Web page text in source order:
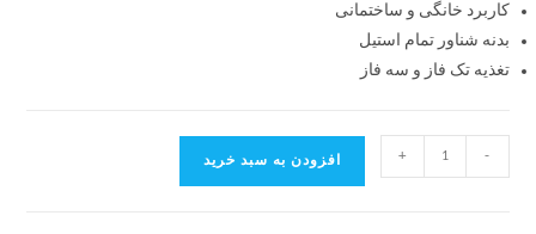
کاربرد خانگی و ساختمانی
بدنه شناور تمام استیل
تغذیهتک فاز و سه فاز
-
+ افزودن به سبد خرید